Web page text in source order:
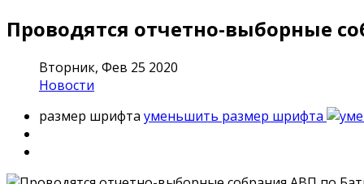
Проводятся отчетно-выборные
Вторник, Фев 25 2020
Новости
размер шрифта уменьшить размер шрифта